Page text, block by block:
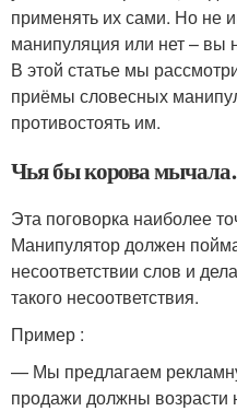
применять их сами. Но не
манипуляция или нет –
В этой статье мы
приёмы словесных
противостоять им.
Чья бы корова
Эта поговорка наиболее
Манипулятор должен
несоответствии слов и
такого несоответствия.
Пример :
— Мы предлагаем
продажи должны возрасти